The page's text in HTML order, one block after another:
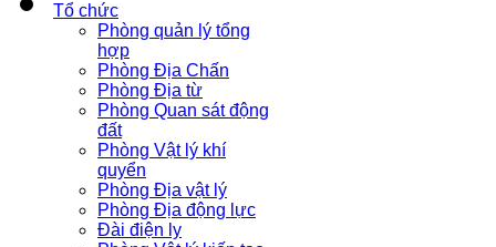
Tổ chức
Phòng quản lý tổng
hợp
Phòng Địa Chấn
Phòng Địa từ
Phòng Quan sát động
đất
Phòng Vật lý khí
quyển
Phòng Địa vật lý
Phòng Địa động lực
Đài điện ly